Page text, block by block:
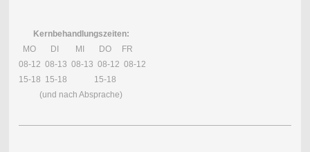
Kernbehandlungszeiten:
MO DI MI DO FR
08-12 08-13 08-13 08-12 08-12
15-18 15-18 15-18
(und nach Absprache)